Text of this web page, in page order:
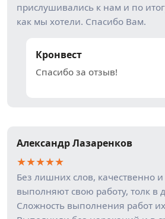
прислушивались к нам и по
как мы хотели. Спасибо Вам.
Кронвест
Спасибо за отзыв!
Александр Лазаренков
★★★★★
Без лишних слов, качественно
выполняют свою работу, толк в
Сложность выполнения работ